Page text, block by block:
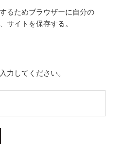
るためブラウザーに自分の
サイトを保存する。
力してください。